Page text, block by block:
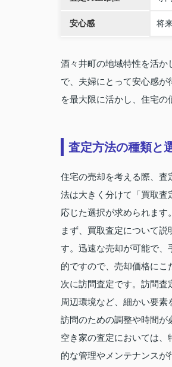
安心感 将
酒々井町の地域特性を活か
で、夫婦にとって安心感
を最大限に活かし、住宅の
査定方法の種類と
住宅の売却を考える際、査
法は大きく分けて「買取査
応じた選択が求められます。
まず、買取査定について
す。迅速な売却が可能で、
的ですので、売却価格にこ
次に訪問査定です。訪問
周辺環境など、細かい要素
訪問のための調整や時間が
空き家の査定においては
的な管理やメンテナンスが